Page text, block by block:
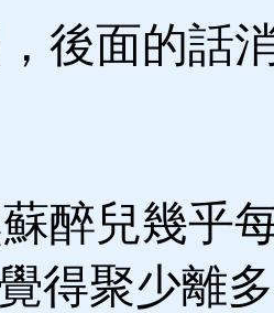
後面的話
醉兒幾乎
得聚少離